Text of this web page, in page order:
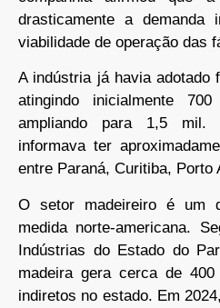
drasticamente a demanda
viabilidade de operação das
A indústria já havia adotado
atingindo inicialmente
ampliando para 1,5 mil.
informava ter
entre Paraná, Curitiba, Porto
O setor madeireiro é um
medida norte-americana.
Indústrias do Estado do
madeira gera cerca de
indiretos no estado. Em